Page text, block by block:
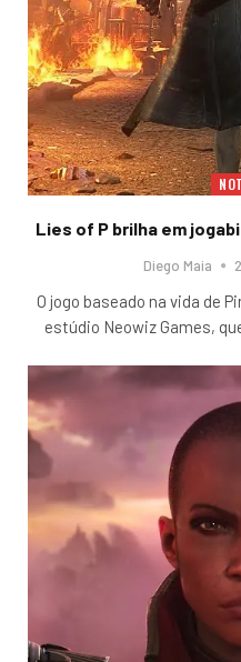
Lies of P brilha em
Diego Maia
O jogo baseado na vida de
estúdio Neowiz Games,